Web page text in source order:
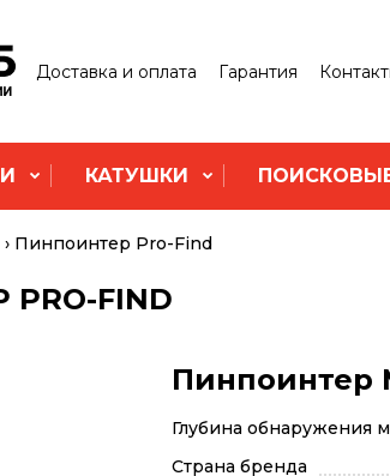
Доставка и оплата Гарантия
КАТУШКИ
Пинпоинтер Pro-Find
FIND
Пинпоинтер
Глубина обнаружения
Страна бренда